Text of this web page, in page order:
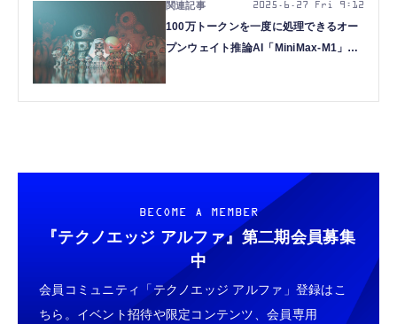
100万トークンを一度に処理できるオー
プンウェイト推論AI「MiniMax-M1」、
2025.6.27 Fri 9:12
BECOME A MEMBER
『テクノエッジ アルファ』 第二期会員募集
中
会員コミュニティ「テクノエッジ アルファ」登録はこ
ちら。イベント招待や限定コンテンツ、会員専用